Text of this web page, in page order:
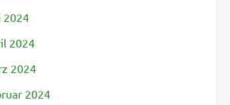
2024
2024
2024
2024